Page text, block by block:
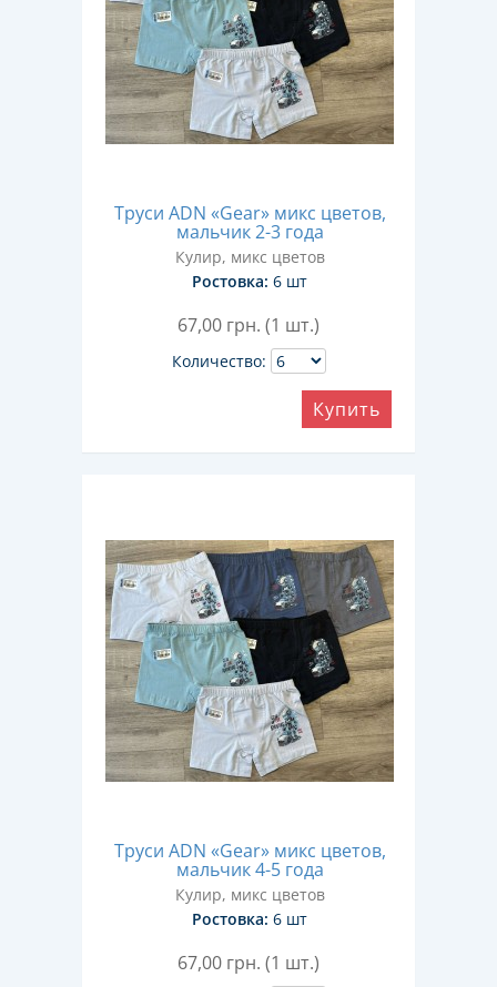
Труси ADN «Gear» микс цветов,
мальчик 2-3 года
Кулир, микс цветов
Ростовка: 6 шт
67,00 грн. (1 шт.)
Количество:
Купить
Труси ADN «Gear» микс цветов,
мальчик 4-5 года
Кулир, микс цветов
Ростовка: 6 шт
67,00 грн. (1 шт.)